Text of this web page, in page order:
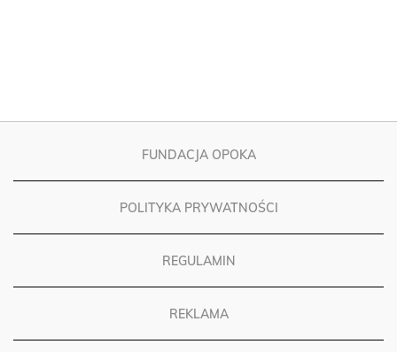
FUNDACJA OPOKA
POLITYKA PRYWATNOŚCI
REGULAMIN
REKLAMA